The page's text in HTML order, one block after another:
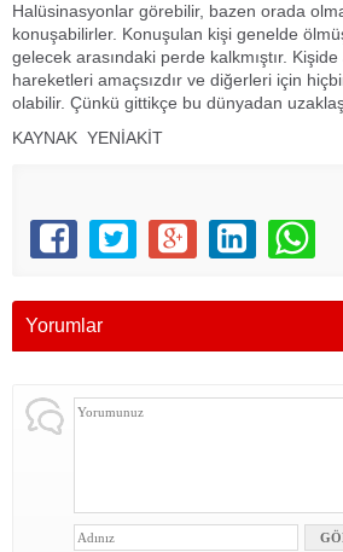
Halüsinasyonlar görebilir, bazen orada
konuşabilirler. Konuşulan kişi genelde
gelecek arasındaki perde kalkmıştır.
hareketleri amaçsızdır ve diğerleri için
olabilir. Çünkü gittikçe bu dünyadan
KAYNAK YENİAKİT
Yorumlar